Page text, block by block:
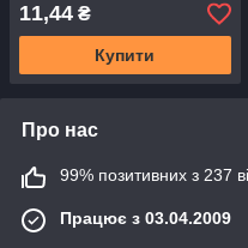
11,44 ₴
Купити
Про нас
99% позитивних з 237
Працює з 03.04.2009